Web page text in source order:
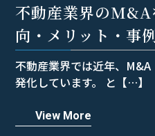
不動産業界のM&A
向・メリット・事
不動産業界では近年、
発化しています。 と【…】
View More